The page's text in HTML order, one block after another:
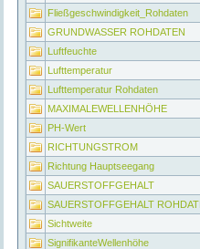
Fließgeschwindigkeit_Rohdaten
GRUNDWASSER ROHDATEN
Luftfeuchte
Lufttemperatur
Lufttemperatur Rohdaten
MAXIMALEWELLENHÖHE
PH-Wert
RICHTUNGSTROM
Richtung Hauptseegang
SAUERSTOFFGEHALT
SAUERSTOFFGEHALT
Sichtweite
SignifikanteWellenhöhe